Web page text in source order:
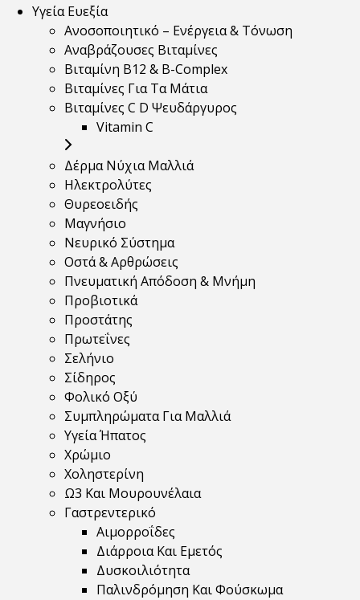
Υγεία Ευεξία
Ανοσοποιητικό – Ενέργεια & Τόνωση
Αναβράζουσες Βιταμίνες
Βιταμίνη B12 & Β-Complex
Βιταμίνες Για Τα Μάτια
Βιταμίνες C D Ψευδάργυρος
Vitamin C
Δέρμα Νύχια Μαλλιά
Ηλεκτρολύτες
Θυρεοειδής
Μαγνήσιο
Νευρικό Σύστημα
Οστά & Αρθρώσεις
Πνευματική Απόδοση & Μνήμη
Προβιοτικά
Προστάτης
Πρωτεΐνες
Σελήνιο
Σίδηρος
Φολικό Οξύ
Συμπληρώματα Για Μαλλιά
Υγεία Ήπατος
Χρώμιο
Χοληστερίνη
Ω3 Και Μουρουνέλαια
Γαστρεντερικό
Αιμορροΐδες
Διάρροια Και Εμετός
Δυσκοιλιότητα
Παλινδρόμηση Και Φούσκωμα